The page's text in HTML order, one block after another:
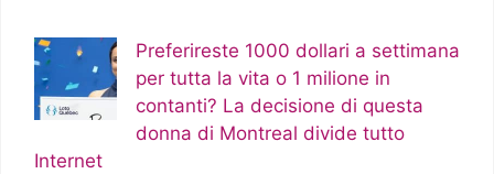
Preferireste 1000 dollari a settimana
per tutta la vita o 1 milione in
contanti? La decisione di questa
donna di Montreal divide tutto
Internet